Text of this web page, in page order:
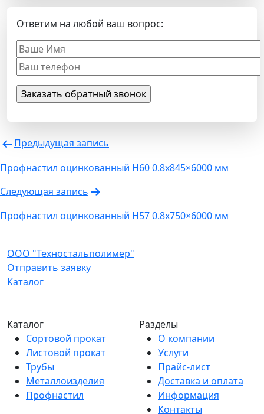
Ответим на любой ваш вопрос:
Навигация
по
записям
Предыдущая запись
Профнастил оцинкованный Н60 0.8х845×6000 мм
Следующая запись
Профнастил оцинкованный Н57 0.8х750×6000 мм
ООО "Техностальполимер"
Отправить заявку
Каталог
Каталог
Сортовой прокат
Листовой прокат
Трубы
Металлоизделия
Профнастил
Разделы
О компании
Услуги
Прайс-лист
Доставка и оплата
Информация
Контакты